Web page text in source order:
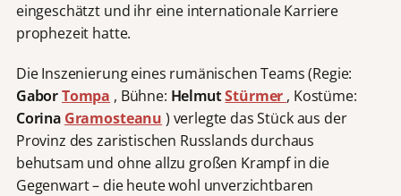
eingeschätzt und ihr eine internationale Karriere
prophezeit hatte.
Die Inszenierung eines rumänischen Teams (Regie:
GaborTompa , Bühne: HelmutStürmer , Kostüme:
Corina Gramosteanu ) verlegte das Stück aus der
Provinz des zaristischen Russlands durchaus
behutsam und ohne allzu großen Krampf in die
Gegenwart – die heute wohl unverzichtbaren